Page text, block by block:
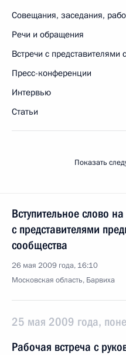
Совещания, заседания,
Речи и обращения
Встречи с представителями
Пресс-конференции
Интервью
Статьи
Показать
Вступительное слово
с представителями
сообщества
26 мая 2009 года, 16:10
Московская область, Барвиха
25 мая 2009 года,
Рабочая встреча с